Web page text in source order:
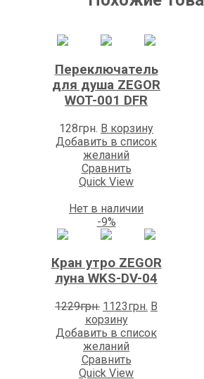
Переключатель
для душа ZEGOR
WOT-001 DFR
128грн. В корзину
Добавить в список
желаний
Сравнить
Quick View
Нет в наличии
-9%
Кран утро ZEGOR
луна WKS-DV-04
1229грн. Первоначальная
цена
составляла
1229грн..
1123грн. Текущая
1123грн..
В
корзину
Добавить в список
желаний
Сравнить
Quick View